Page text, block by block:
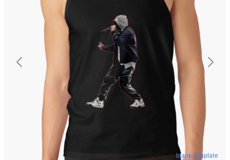
blank template